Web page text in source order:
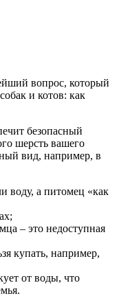
вопрос, который
и котов: как
безопасный
шерсть вашего
вид, например, в
воду, а питомец «как
– это недоступная
купать, например,
от воды, что